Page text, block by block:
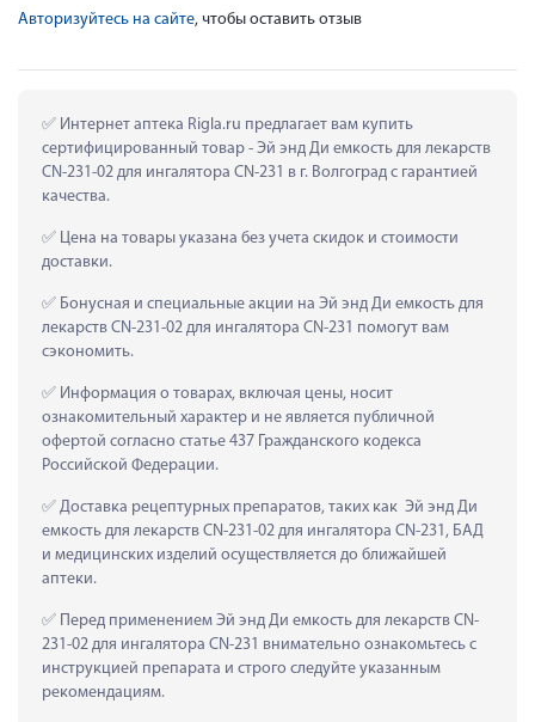
Авторизуйтесь на сайте, чтобы оставить отзыв
Интернет аптека Rigla.ru предлагает вам купить
сертифицированный товар - Эй энд Ди емкость для лекарств
CN-231-02 для ингалятора CN-231 в г. Волгоград с гарантией
качества.
Цена на товары указана без учета скидок и стоимости
доставки.
Бонусная и специальные акции на Эй энд Ди емкость для
лекарств CN-231-02 для ингалятора CN-231 помогут вам
сэкономить.
Информация о товарах, включая цены, носит
ознакомительный характер и не является публичной
офертой согласно статье 437 Гражданского кодекса
Российской Федерации.
Доставка рецептурных препаратов, таких как  Эй энд Ди
емкость для лекарств CN-231-02 для ингалятора CN-231, БАД
и медицинских изделий осуществляется до ближайшей
аптеки.
Перед применением Эй энд Ди емкость для лекарств CN-
231-02 для ингалятора CN-231 внимательно ознакомьтесь с
инструкцией препарата и строго следуйте указанным
рекомендациям.